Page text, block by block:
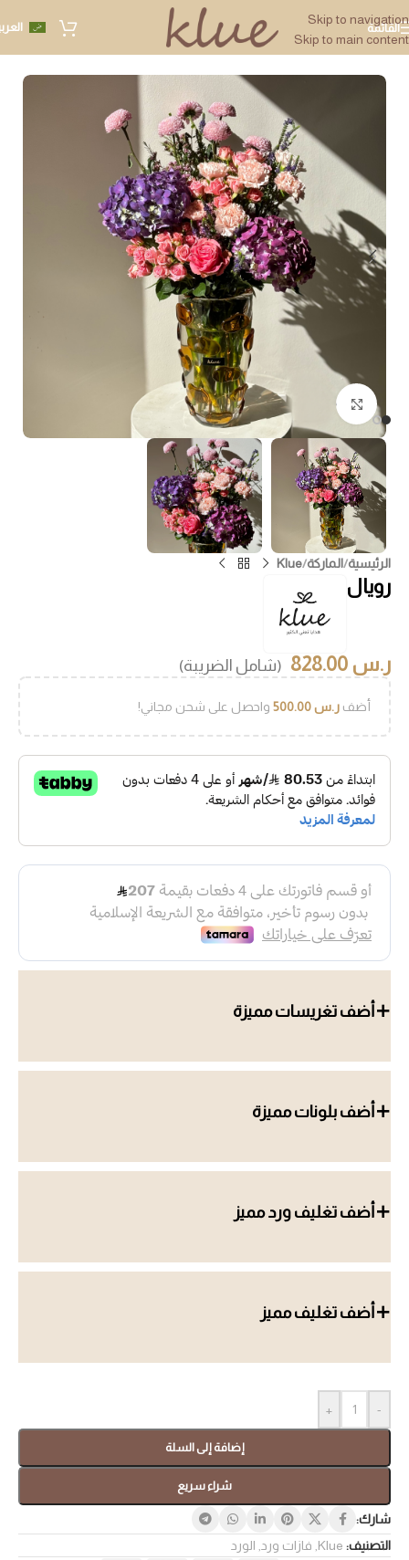
Skip to navigation
Skip to main content
القائمة
Click to enlarge
الرئيسية/الماركة/
Klue
رويال
ر.س (شامل الضريبة)
أضف ر.س واحصل على شحن مجاني!
أضف تغريسات مميزة
أضف بلونات مميزة
أضف تغليف ورد مميز
أضف تغليف مميز
-
+
إضافة إلى السلة
شراء سريع
شارك:
التصنيف: Klue فازات ورد الورد